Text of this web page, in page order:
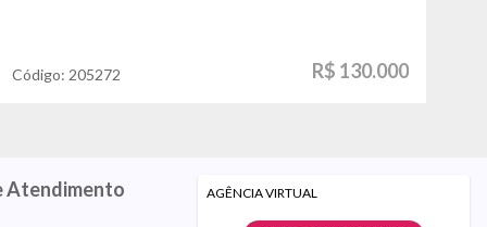
Código: 205272 R$ 130.000
Atendimento AGÊNCIA VIRTUAL